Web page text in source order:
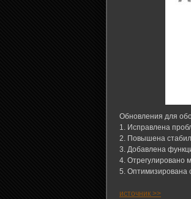
Обновления для
1. Исправлена
2. Повышена
3. Добавлена
4. Отрегулировано
5. Оптимизирована
источник >>